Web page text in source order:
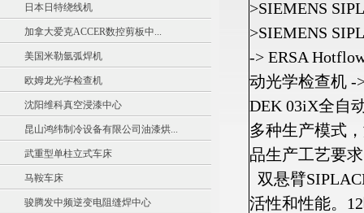
日本日特绕线机
加拿大爱克ACCER数控剪板中...
美国米勒氩弧焊机
欧姆龙光学检查机
沈阳维科真空浸漆中心
昆山鸿纬制冷设备有限公司油漆烘...
武重型单柱立式车床
马鞍车床
骏腾发中频逆变电阻缝焊中心
>SIEMENS
>SIEMENS
-> ERSA
动光学检查机
DEK 03iX全自
多种生产模式
品生产工艺要
双悬臂
活性和性能。